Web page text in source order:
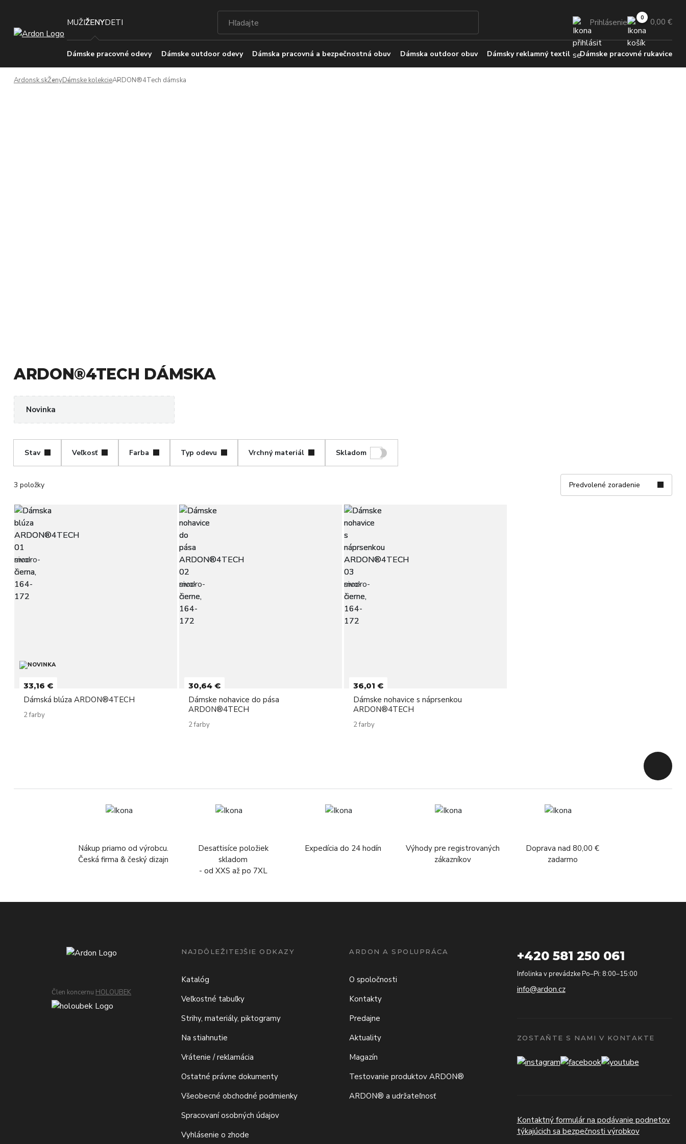
MUŽIŽENYDETI Prihlásenie 0,00 €
Dámske pracovné odevy Dámske outdoor odevy Dámska pracovná a bezpečnostná obuv Dámska outdoor obuv Dámsky reklamný textil Dámske pracovné rukavice
Ardonsk.skŽenyDámske kolekcieARDON®4Tech dámska
ARDON®4TECH DÁMSKA
Novinka
Stav Veľkosť Farba Typ odevu Vrchný materiál Skladom
3 položky Predvolené zoradenie
33,16 €
Dámská blúza ARDON®4TECH
2 farby
30,64 €
Dámske nohavice do pása
ARDON®4TECH
2 farby
36,01 €
Dámske nohavice s náprsenkou
ARDON®4TECH
2 farby
Späť na
Nákup priamo od výrobcu.
Česká firma & český dizajn
Desaťtisíce položiek
skladom
- od XXS až po 7XL
Expedícia do 24 hodín
Výhody pre registrovaných
zákazníkov
Doprava nad 80,00 €
zadarmo
Člen koncernu HOLOUBEK
NAJDÔLEŽITEJŠIE ODKAZY
Katalóg
Veľkostné tabuľky
Strihy, materiály, piktogramy
Na stiahnutie
Vrátenie / reklamácia
Ostatné právne dokumenty
Všeobecné obchodné podmienky
Spracovaní osobných údajov
Vyhlásenie o zhode
ARDON A SPOLUPRÁCA
O spoločnosti
Kontakty
Predajne
Aktuality
Magazín
Testovanie produktov ARDON®
ARDON® a udržateľnosť
+420 581 250 061
Infolinka v prevádzke Po–Pi: 8:00–15:00
info@ardon.cz
ZOSTAŇTE S NAMI V KONTAKTE
Kontaktný formulár na podávanie podnetov
týkajúcich sa bezpečnosti výrobkov